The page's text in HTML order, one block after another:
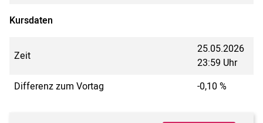
Kursdaten
Zeit
25.05.2026
23:59 Uhr
Differenz zum Vortag
-0,10 %